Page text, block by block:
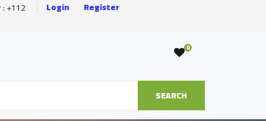
: +112 Login Register
0
SEARCH